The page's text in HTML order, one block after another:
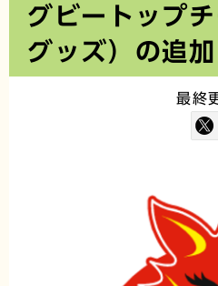
グビートップ
グッズ）の追
最終